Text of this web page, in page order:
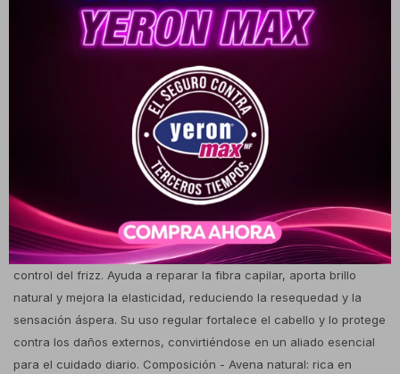
Descripción
Acondicionador capilar formulado con extracto natural de avena,
diseñado para brindar suavidad y nutrición al cabello. Su textura
ligera facilita la aplicación y el desenredo, dejando el cabello
manejable y con un aspecto saludable. Indicado para todo tipo de
cabello, especialmente aquellos que requieren hidratación y
control del frizz. Ayuda a reparar la fibra capilar, aporta brillo
natural y mejora la elasticidad, reduciendo la resequedad y la
sensación áspera. Su uso regular fortalece el cabello y lo protege
contra los daños externos, convirtiéndose en un aliado esencial
para el cuidado diario. Composición - Avena natural: rica en